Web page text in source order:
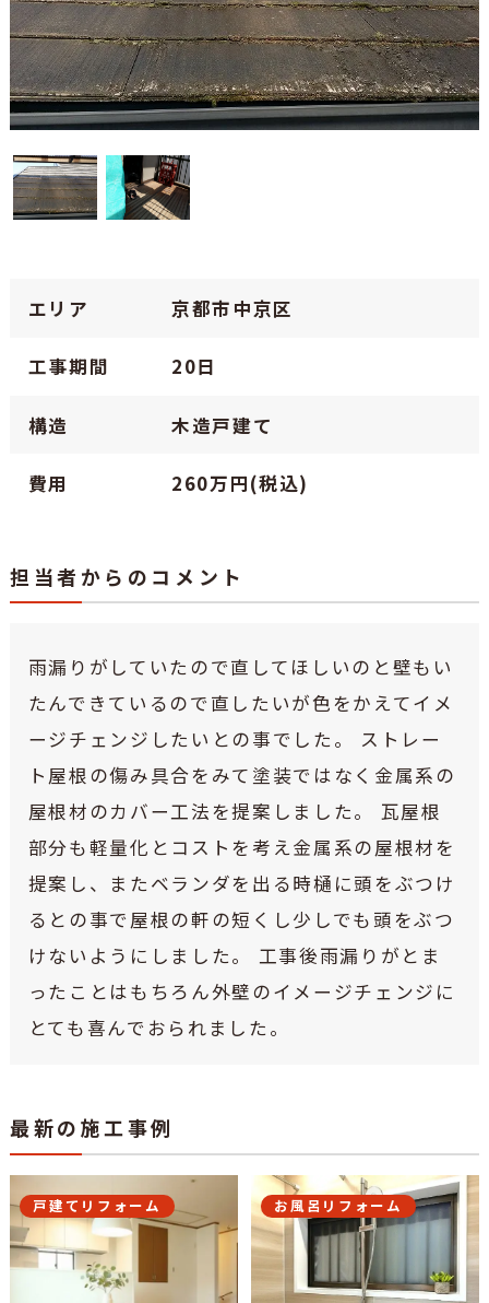
エリア 京都市中京区
工事期間 20日
構造 木造戸建て
費用 260万円(税込)
担当者からのコメント
雨漏りがしていたので直してほしいのと壁もい
たんできているので直したいが色をかえてイメ
ージチェンジしたいとの事でした。 ストレー
ト屋根の傷み具合をみて塗装ではなく金属系の
屋根材のカバー工法を提案しました。 瓦屋根
部分も軽量化とコストを考え金属系の屋根材を
提案し、またベランダを出る時樋に頭をぶつけ
るとの事で屋根の軒の短くし少しでも頭をぶつ
けないようにしました。 工事後雨漏りがとま
ったことはもちろん外壁のイメージチェンジに
とても喜んでおられました。
最新の施工事例
戸建てリフォーム お風呂リフォーム